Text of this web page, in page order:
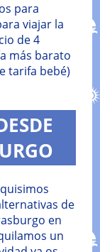
para
viajar la
de 4
más barato
tarifa bebé)
de
en
un